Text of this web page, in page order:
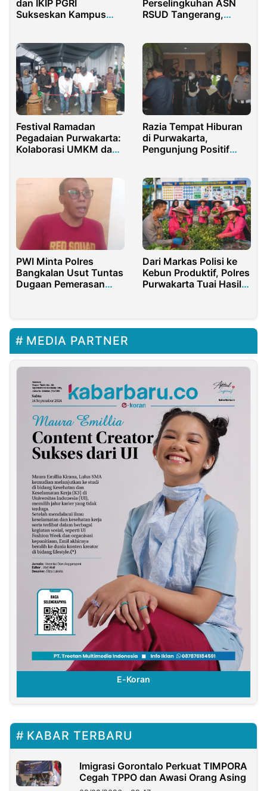
dan IKIP PGRI
Sukseskan Kampus
Perselingkuhan ASN
RSUD Tangerang,
Pemeriksaan
Festival Ramadan
Pegadaian Purwakarta:
Kolaborasi UMKM dan
Razia Tempat Hiburan
di Purwakarta,
Pengunjung Positif
PWI Minta Polres
Bangkalan Usut Tuntas
Dugaan Pemerasan
Dari Markas Polisi ke
Kebun Produktif, Polres
Purwakarta Tuai Hasil
MEDIA PARTNER
E-Koran
KABAR TERBARU
Imigrasi Gorontalo Perkuat TIMPORA
Cegah TPPO dan Awasi Orang Asing